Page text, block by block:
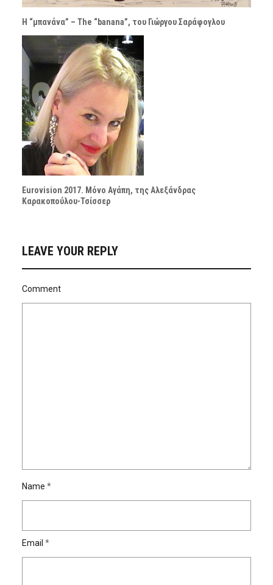
Η “μπανάνα” – The “banana”, του Γιώργου Σαράφογλου
Eurovision 2017. Μόνο Αγάπη, της Αλεξάνδρας
Καρακοπούλου-Τσίσσερ
LEAVE YOUR REPLY
Comment
Name *
Email *